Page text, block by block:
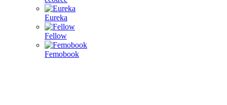
Eureka
Fellow
Femobook